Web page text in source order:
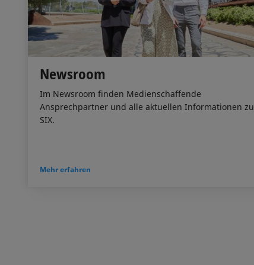
Newsroom
Im Newsroom finden Medienschaffende
Ansprechpartner und alle aktuellen Informationen zu
SIX.
Mehr erfahren